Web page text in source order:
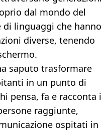
dal mondo del
di linguaggi che hanno
diverse, tenendo
saputo trasformare
in un punto di
pensa, fa e racconta i
raggiunte,
ospitati in